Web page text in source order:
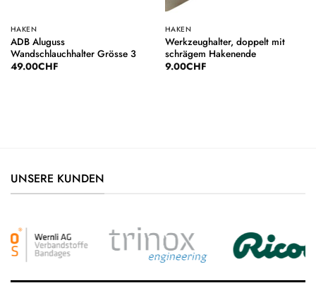
HAKEN
ADB Aluguss
Wandschlauchhalter Grösse 3
49.00CHF
HAKEN
Werkzeughalter, doppelt mit
schrägem Hakenende
9.00CHF
UNSERE KUNDEN